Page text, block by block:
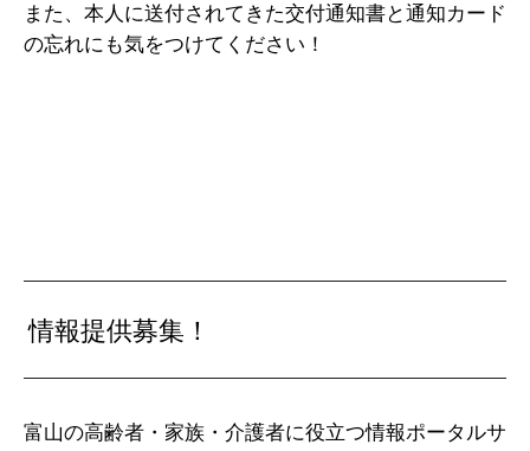
また、本人に送付されてきた交付通知書と通知カード
の忘れにも気をつけてください！
情報提供募集！
富山の高齢者・家族・介護者に役立つ情報ポータルサ